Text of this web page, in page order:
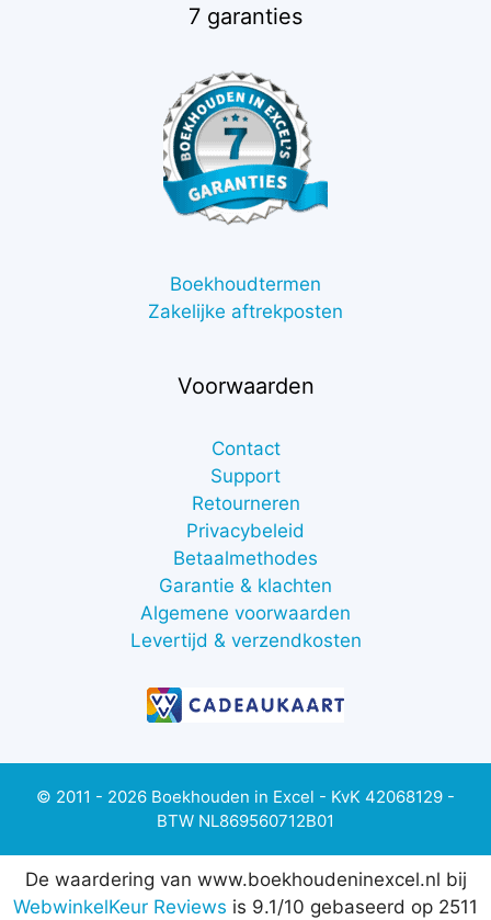
7 garanties
Boekhoudtermen
Zakelijke aftrekposten
Voorwaarden
Contact
Support
Retourneren
Privacybeleid
Betaalmethodes
Garantie & klachten
Algemene voorwaarden
Levertijd & verzendkosten
© 2011 - 2026 Boekhouden in Excel - KvK 42068129 -
BTW NL869560712B01
De waardering van www.boekhoudeninexcel.nl bij
WebwinkelKeur Reviews is 9.1/10 gebaseerd op 2511